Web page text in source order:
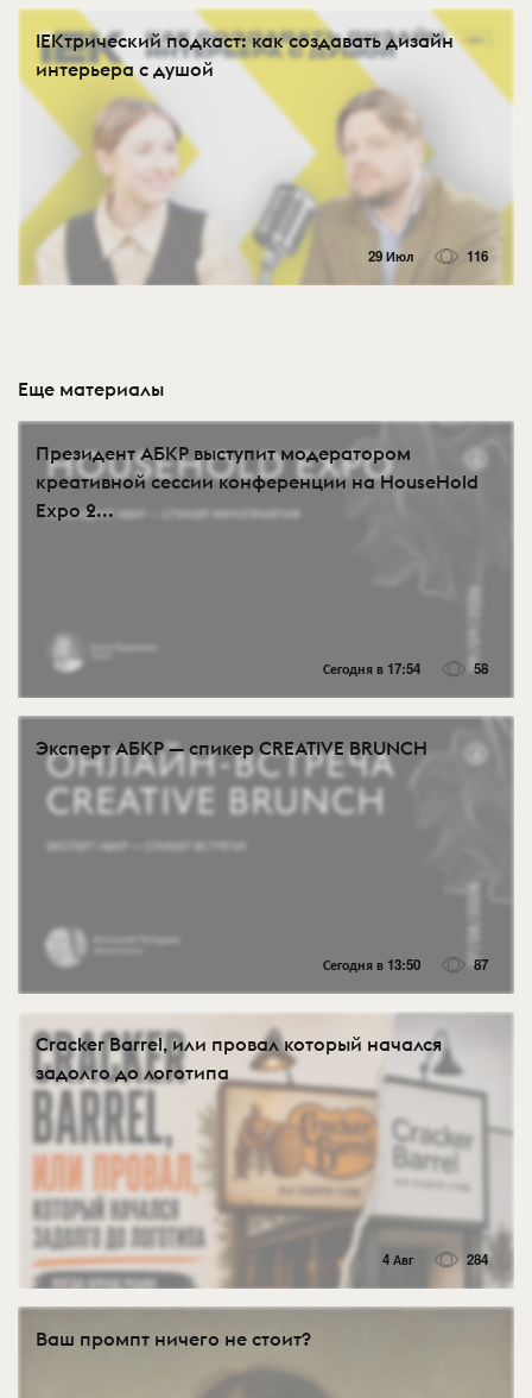
IEKтрический подкаст: как создавать дизайн
интерьера с душой
29 Июл 116
Еще материалы
Президент АБКР выступит модератором
креативной сессии конференции на HouseHold
Expo 2...
Сегодня в 17:54 58
Эксперт АБКР — спикер CREATIVE BRUNCH
Сегодня в 13:50 87
Cracker Barrel, или провал который начался
задолго до логотипа
4 Авг 284
Ваш промпт ничего не стоит?